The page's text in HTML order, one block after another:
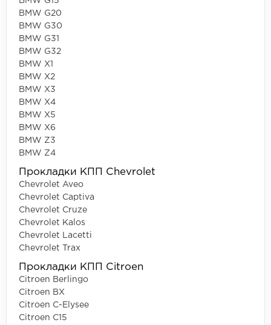
BMW G20
BMW G30
BMW G31
BMW G32
BMW X1
BMW X2
BMW X3
BMW X4
BMW X5
BMW X6
BMW Z3
BMW Z4
Прокладки КПП Chevrolet
Chevrolet Aveo
Chevrolet Captiva
Chevrolet Cruze
Chevrolet Kalos
Chevrolet Lacetti
Chevrolet Trax
Прокладки КПП Citroen
Citroen Berlingo
Citroen BX
Citroen C-Elysee
Citroen C15